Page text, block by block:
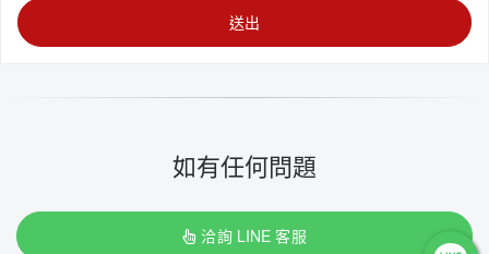
送出
如有任何問題
洽詢 LINE 客服